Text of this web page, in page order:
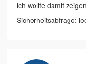
ich wollte damit
Sicherheitsabfrage: